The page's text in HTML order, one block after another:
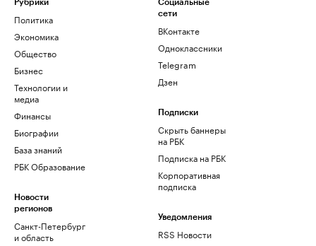
Рубрики
Политика
Экономика
Общество
Бизнес
Технологии и
медиа
Финансы
Биографии
База знаний
РБК Образование
Новости
регионов
Санкт-Петербург
и область
Социальные
сети
ВКонтакте
Одноклассники
Telegram
Дзен
Подписки
Скрыть баннеры
на РБК
Подписка на РБК
Корпоративная
подписка
Уведомления
RSS Новости